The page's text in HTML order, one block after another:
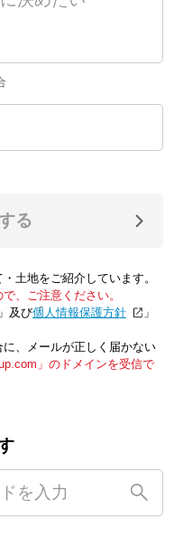
る
土地をご紹介しています。
、ご注意ください。
」及び「個人情報保護方針
」
、メールが正しく届かない
」のドメインを受信で